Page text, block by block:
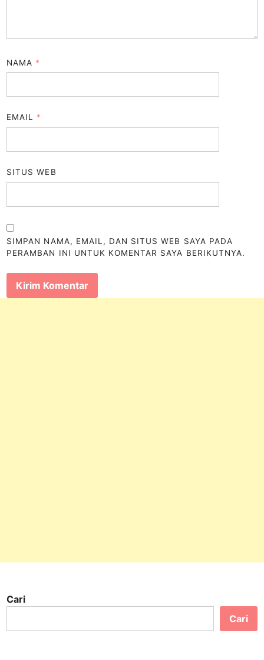
NAMA *
EMAIL *
SITUS WEB
SIMPAN NAMA, EMAIL, DAN SITUS WEB SAYA PADA
PERAMBAN INI UNTUK KOMENTAR SAYA BERIKUTNYA.
Cari
Cari